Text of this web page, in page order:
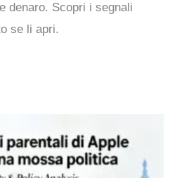
denaro. Scopri i segnali
se li apri.